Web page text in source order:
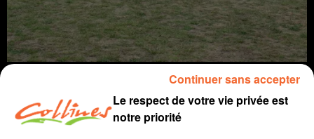
Le respect de votre vie privée est
notre priorité
Continuer sans accepter